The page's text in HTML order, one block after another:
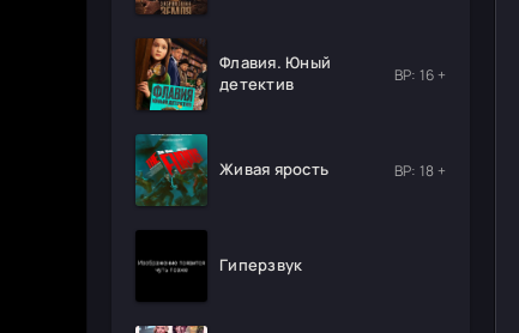
Флавия. Юный
детектив
ВР: 16 +
Живая ярость ВР: 18 +
Гиперзвук